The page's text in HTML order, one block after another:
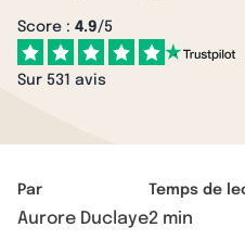
Score : 4.9/5
Sur 531 avis
Par
Aurore Duclaye
Temps de
2 min